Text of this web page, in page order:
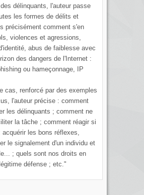
délinquants, l'auteur passe
les formes de délits et
précisément comment s'en
violences et agressions,
abus de faiblesse avec
des dangers de l'Internet :
ou hameçonnage, IP
cas, renforcé par des exemples
l'auteur précise : comment
les délinquants ; comment ne
la tâche ; comment réagir si
les bons réflexes,
le signalement d'un individu et
; quels sont nos droits en
défense ; etc."